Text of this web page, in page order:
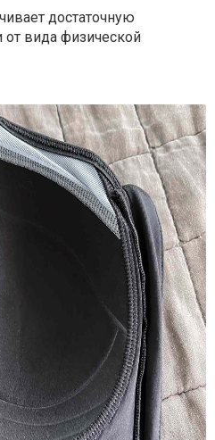
достаточную
вида физической